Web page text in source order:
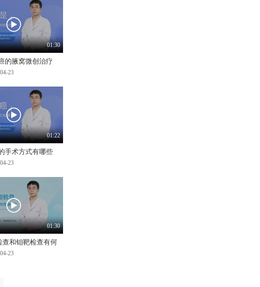
01:30
的腋窝微创治疗
23
01:22
手术方式有哪些
23
01:30
查和钼靶检查有何
23